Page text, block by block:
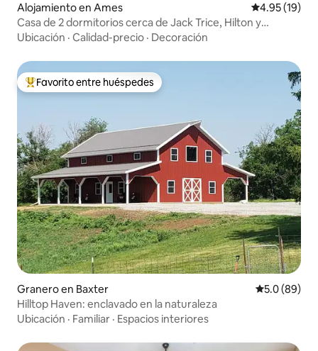
Alojamiento en Ames Calificación
4.95 (19)
Casa de 2 dormitorios cerca de Jack Trice, Hilton y
Stephens
Ubicación · Calidad-precio · Decoración
Favorito entre huéspedes preferido
Favorito entre huéspedes
Granero en Baxter Calificación
5.0 (89)
Hilltop Haven: enclavado en la naturaleza
Ubicación · Familiar · Espacios interiores